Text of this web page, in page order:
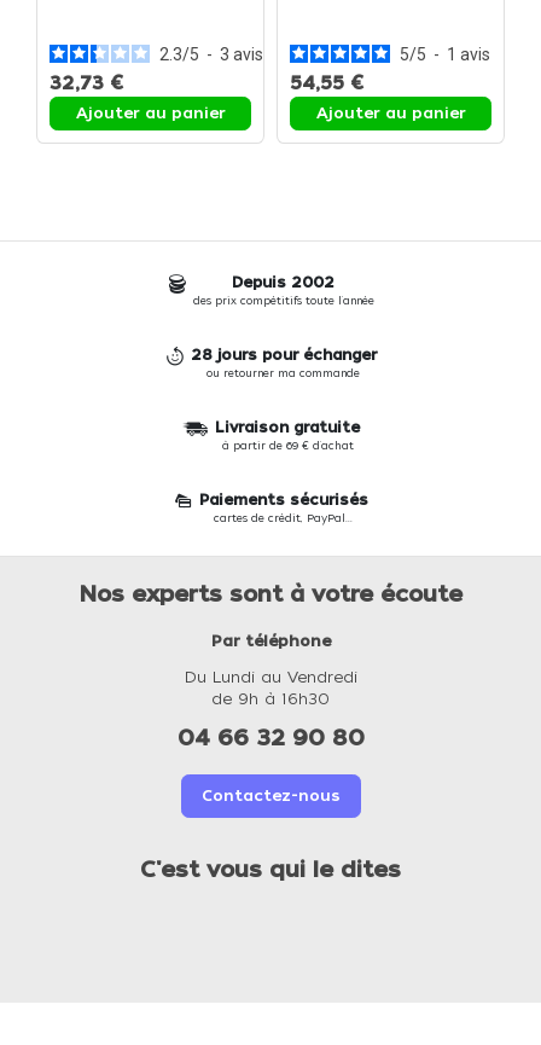
2.3/5 - 3 avis
32,73 €
Ajouter au panier
5/5 - 1 avis
54,55 €
Ajouter au panier
Depuis 2002
des prix compétitifs toute l'année
28 jours pour échanger
ou retourner ma commande
Livraison gratuite
à partir de 69 € d'achat
Paiements sécurisés
cartes de crédit, PayPal...
Nos experts sont à votre écoute
Par téléphone
Du Lundi au Vendredi
de 9h à 16h30
04 66 32 90 80
Contactez-nous
C'est vous qui le dites